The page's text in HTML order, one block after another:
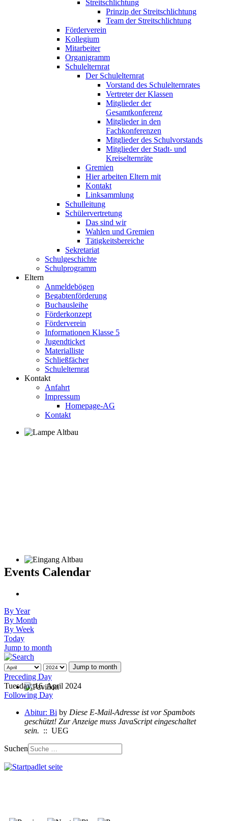
Streitschlichtung
Prinzip der Streitschlichtung
Team der Streitschlichtung
Förderverein
Kollegium
Mitarbeiter
Organigramm
Schulelternrat
Der Schulelternrat
Vorstand des Schulelternrates
Vertreter der Klassen
Mitglieder der
Gesamtkonferenz
Mitglieder in den
Fachkonferenzen
Mitglieder des Schulvorstands
Mitglieder der Stadt- und
Kreiselternräte
Gremien
Hier arbeiten Eltern mit
Kontakt
Linksammlung
Schulleitung
Schülervertretung
Das sind wir
Wahlen und Gremien
Tätigkeitsbereiche
Sekretariat
Schulgeschichte
Schulprogramm
Eltern
Anmeldebögen
Begabtenförderung
Buchausleihe
Förderkonzept
Förderverein
Informationen Klasse 5
Jugendticket
Materialliste
Schließfächer
Schulelternrat
Kontakt
Anfahrt
Impressum
Homepage-AG
Kontakt
Events Calendar
By Year
By Month
By Week
Today
Jump to month
Jump to month
Preceding Day
Tuesday, 16. April 2024
Following Day
Abitur: Bi by Diese E-Mail-Adresse ist vor Spambots
geschützt! Zur Anzeige muss JavaScript eingeschaltet
sein. :: UEG
Suchen